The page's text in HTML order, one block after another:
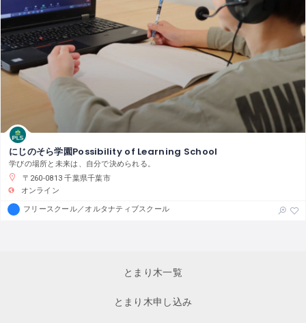
にじのそら学園Possibility of Learning School
学びの場所と未来は、自分で決められる。
〒260-0813 千葉県千葉市
オンライン
フリースクール／オルタナティブスクール
とまり木一覧
とまり木申し込み